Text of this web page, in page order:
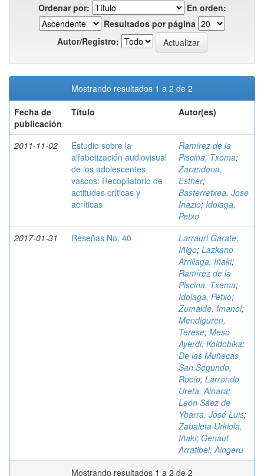
Ordenar por:
En orden:
Resultados por página
Autor/Registro:
Mostrando resultados 1 a 2 de 2
Fecha de
publicación
Título Autor(es)
2011-11-02
Estudio sobre la
alfabetización audiovisual
de los adolescentes
vascos: Recopilatorio de
actitudes críticas y
acríticas
Ramírez de la
Piscina, Txema;
Zarandona,
Esther;
Basterretxea, Jose
Inazio; Idoiaga,
Petxo
2017-01-31
Reseñas No. 40
Larrauri Gárate,
Iñigo; Lazkano
Arrillaga, Iñaki;
Ramírez de la
Piscina, Txema;
Idoiaga, Petxo;
Zumalde, Imanol;
Mendiguren,
Terese; Meso
Ayerdi, Koldobika;
De las Muñecas
San Segundo,
Rocío; Larrondo
Ureta, Ainara;
León Sáez de
Ybarra, José Luis;
Zabaleta Urkiola,
Iñaki; Genaut
Arratibel, Aingeru
Mostrando resultados 1 a 2 de 2